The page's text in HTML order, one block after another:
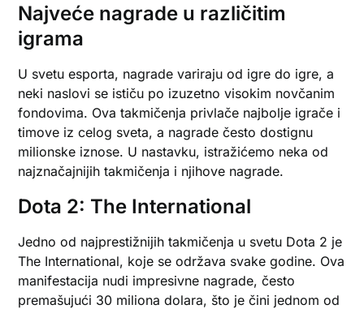
Najveće nagrade u različitim
igrama
U svetu esporta, nagrade variraju od igre do igre, a
neki naslovi se ističu po izuzetno visokim novčanim
fondovima. Ova takmičenja privlače najbolje igrače i
timove iz celog sveta, a nagrade često dostignu
milionske iznose. U nastavku, istražićemo neka od
najznačajnijih takmičenja i njihove nagrade.
Dota 2: The International
Jedno od najprestižnijih takmičenja u svetu Dota 2 je
The International, koje se održava svake godine. Ova
manifestacija nudi impresivne nagrade, često
premašujući 30 miliona dolara, što je čini jednom od